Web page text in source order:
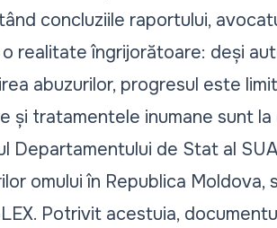
concluziile raportului,
realitate îngrijorătoare: deși
abuzurilor, progresul este
și tratamentele inumane sunt la
Departamentului de Stat al
omului în Republica Moldova,
Potrivit acestuia,